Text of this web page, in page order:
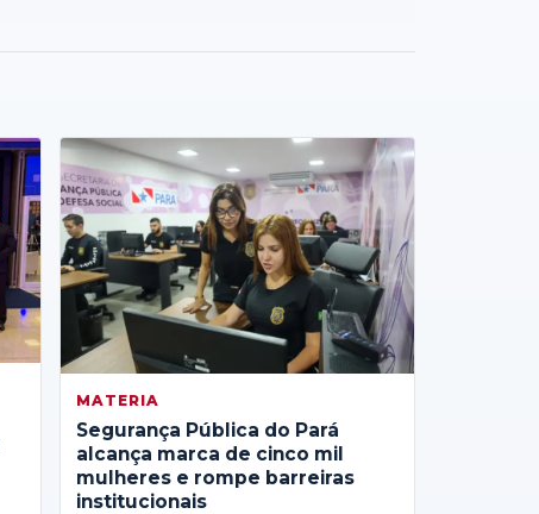
MATERIA
Segurança Pública do Pará
alcança marca de cinco mil
mulheres e rompe barreiras
institucionais